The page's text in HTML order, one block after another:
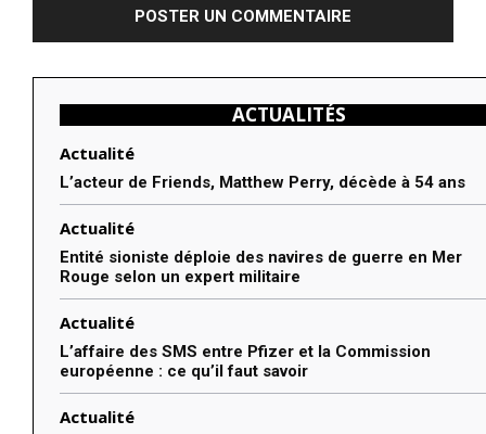
ACTUALITÉS
Actualité
L’acteur de Friends, Matthew Perry, décède à 54 ans
Actualité
Entité sioniste déploie des navires de guerre en Mer
Rouge selon un expert militaire
Actualité
L’affaire des SMS entre Pfizer et la Commission
européenne : ce qu’il faut savoir
Actualité